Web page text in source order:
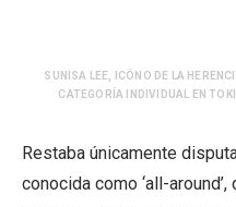
SUNISA LEE, ICÓNO DE LA
CATEGORÍA INDIVIDUAL EN
Restaba únicamente
conocida como ‘all-